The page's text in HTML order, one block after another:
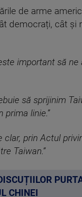
de arme
democrați, cât și
important să
să sprijinim
linie.”
clar, prin Actul
Taiwan.”
CHINEI